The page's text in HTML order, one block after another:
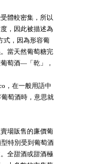
體較密集，所以
，因此被描述為
式，因為形容葡
當天然葡萄糖完
萄酒—「乾」，
，在一般用語中
萄酒時，意思就
場販售的廉價葡
特別受到葡萄酒
全甜酒或甜酒極